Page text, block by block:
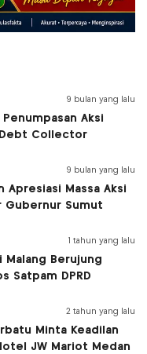
9 bulan yang lalu
Penumpasan Aksi
Debt Collector
9 bulan yang lalu
Apresiasi Massa Aksi
Gubernur Sumut
1 tahun yang lalu
Malang Berujung
Satpam DPRD
2 tahun yang lalu
Minta Keadilan
JW Mariot Medan